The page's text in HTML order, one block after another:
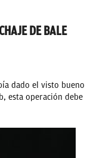
DE BALE
dado el visto bueno
esta operación debe